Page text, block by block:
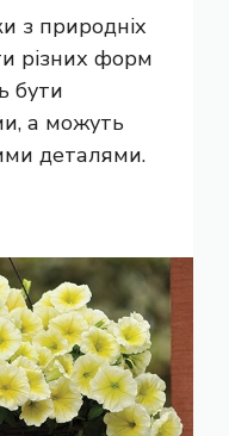
з природніх
різних форм
бути
а можуть
деталями.